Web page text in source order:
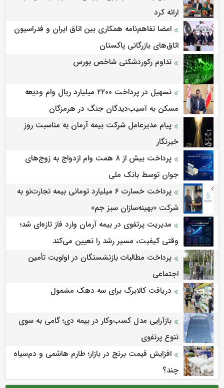
ارائه کرد
امضا تفاهم‌نامه همکاری بین اتاق ایران و فدراسیون
اتاق‌های بازرگانی پاکستان
تداوم رکوردشکنی شاخص بورس
تسهیل در پرداخت ۲۲۰۰ میلیارد ریال وام ودیعه
مسکن به آسیب‌دیدگان جنگ در هرمزگان
پیام مدیرعامل شرکت بیمه آرمان به مناسبت روز
خبرنگار
پرداخت بیش از ۸ همت وام ازدواج به زوج‌های
جوان توسط بانک ملی
پرداخت خسارت ۶ میلیارد تومانی بیمه تجارت‌نو به
شرکت «بهینه‌سازان سبز جم»
مدیریت پرتفوی در بیمه آرمان وارد فاز تازه‌ای شد؛
وقتی کیفیت، مسیر رشد را تعیین می‌کند
پرداخت مطالبات بازنشستگان در اولویت تأمین
اجتماعی
دریافت کالابرگ برای سه دهک مشمول
بازآرایی مدل کسب‌وکار در بیمه دی؛ گامی به سوی
تنوع پرتفوی
افزایش قیمت برنج در بازار؛ طارم هاشمی و دم‌سیاه
چند؟